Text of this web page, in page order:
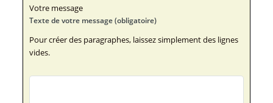
Votre message
Texte de votre message (obligatoire)
Pour créer des paragraphes, laissez simplement des lignes
vides.